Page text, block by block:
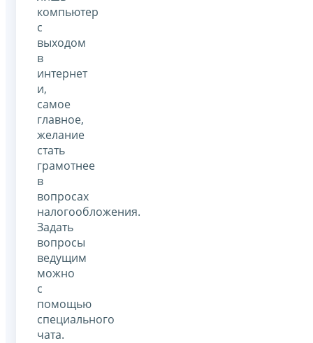
компьютер
с
выходом
в
интернет
и,
самое
главное,
желание
стать
грамотнее
в
вопросах
налогообложения.
Задать
вопросы
ведущим
можно
с
помощью
специального
чата.